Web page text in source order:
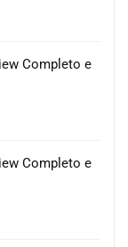
Completo e
Completo e